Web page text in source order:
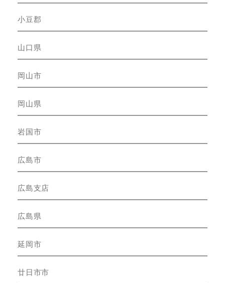
小豆郡
山口県
岡山市
岡山県
岩国市
広島市
広島支店
広島県
延岡市
廿日市市